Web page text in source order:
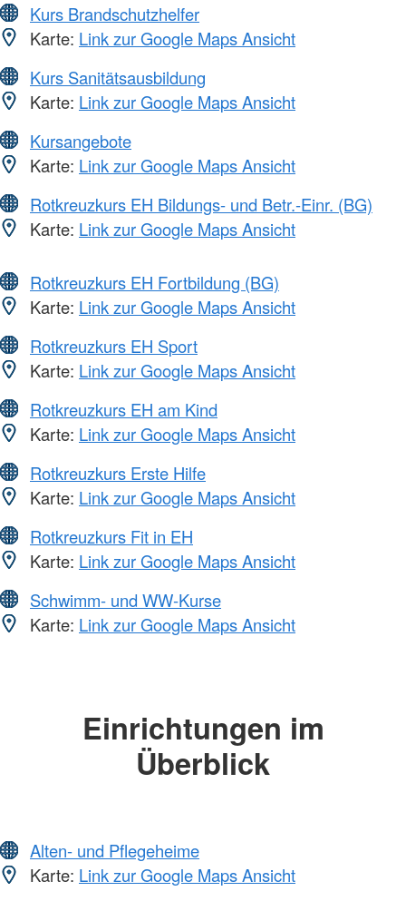
Kurs Brandschutzhelfer
Karte: Link zur Google Maps Ansicht
Kurs Sanitätsausbildung
Karte: Link zur Google Maps Ansicht
Kursangebote
Karte: Link zur Google Maps Ansicht
Rotkreuzkurs EH Bildungs- und Betr.-Einr. (BG)
Karte: Link zur Google Maps Ansicht
Rotkreuzkurs EH Fortbildung (BG)
Karte: Link zur Google Maps Ansicht
Rotkreuzkurs EH Sport
Karte: Link zur Google Maps Ansicht
Rotkreuzkurs EH am Kind
Karte: Link zur Google Maps Ansicht
Rotkreuzkurs Erste Hilfe
Karte: Link zur Google Maps Ansicht
Rotkreuzkurs Fit in EH
Karte: Link zur Google Maps Ansicht
Schwimm- und WW-Kurse
Karte: Link zur Google Maps Ansicht
Einrichtungen im
Überblick
Alten- und Pflegeheime
Karte: Link zur Google Maps Ansicht